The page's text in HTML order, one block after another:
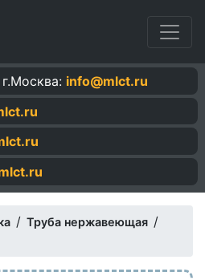
info@mlct.ru
/ Труба нержавеющая /